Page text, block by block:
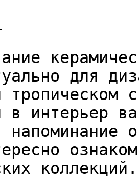
для
тропическом
в интерьер
коллекций.